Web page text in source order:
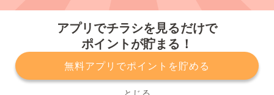
アプリでチラシを見るだけで
ポイントが貯まる！
無料アプリでポイントを貯める
とじる
プライバシーポリシー 利用規約
運営会社
サービスに関してのお問い合わせ